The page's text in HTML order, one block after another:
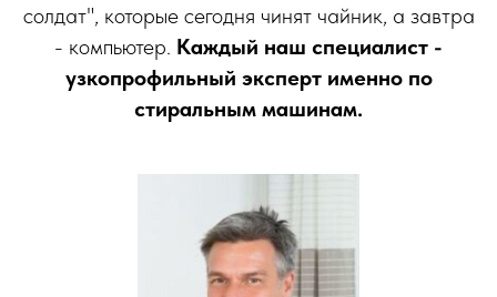
солдат", которые сегодня чинят чайник, а завтра
- компьютер. Каждый наш специалист -
узкопрофильный эксперт именно по
стиральным машинам.